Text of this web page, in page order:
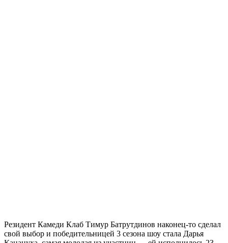
Резидент Камеди Клаб Тимур Батрутдинов наконец-то сделал
свой выбор и победительницей 3 сезона шоу стала Дарья